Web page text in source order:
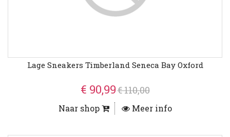
Lage Sneakers Timberland Seneca Bay Oxford
€ 90,99€ 110,00
Naar shop Meer info